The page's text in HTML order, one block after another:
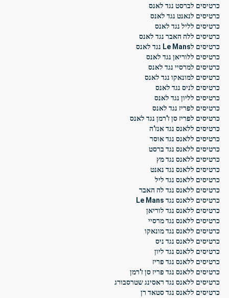
כרטיסים לברסט נגד לאנס
כרטיסים לנאנט נגד לאנס
כרטיסים לליל נגד לאנס
כרטיסים ללה האבר נגד לאנס
כרטיסים לLe Mans נגד לאנס
כרטיסים ללוריאן נגד לאנס
כרטיסים למרסיי נגד לאנס
כרטיסים למונאקו נגד לאנס
כרטיסים לניס נגד לאנס
כרטיסים לליון נגד לאנס
כרטיסים לפריז נגד לאנס
כרטיסים לפריז סן ז'רמן נגד לאנס
כרטיסים ללאנס נגד אנז'ה
כרטיסים ללאנס נגד אוסר
כרטיסים ללאנס נגד ברסט
כרטיסים ללאנס נגד מץ
כרטיסים ללאנס נגד נאנט
כרטיסים ללאנס נגד ליל
כרטיסים ללאנס נגד לה האבר
כרטיסים ללאנס נגד Le Mans
כרטיסים ללאנס נגד לוריאן
כרטיסים ללאנס נגד מרסיי
כרטיסים ללאנס נגד מונאקו
כרטיסים ללאנס נגד ניס
כרטיסים ללאנס נגד ליון
כרטיסים ללאנס נגד פריז
כרטיסים ללאנס נגד פריז סן ז'רמן
כרטיסים ללאנס נגד ראסינג שטרסבורג
כרטיסים ללאנס נגד סטאד רן